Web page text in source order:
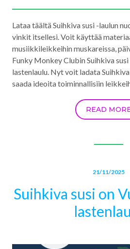
Lataa täältä Suihkiva susi -laulun
vinkit itsellesi. Voit käyttää
musiikkileikkeihin muskareissa,
Funky Monkey Clubin Suihkiva
lastenlaulu. Nyt voit ladata
saada ideoita toiminnallisiin
READ
21/11/2025
Suihkiva susi on